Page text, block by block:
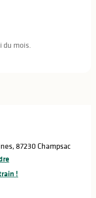
du mois.
87230 Champsac
!